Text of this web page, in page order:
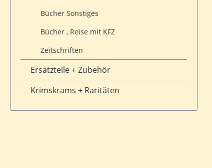
Bücher Sonstiges
Bücher , Reise mit KFZ
Zeitschriften
Ersatzteile + Zubehör
Krimskrams + Raritäten